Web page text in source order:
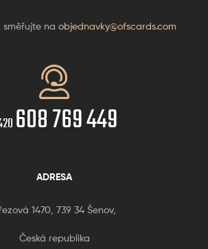
na objednavky@ofscards.com
608 769 449
ADRESA
1470, 739 34 Šenov,
Česká republika